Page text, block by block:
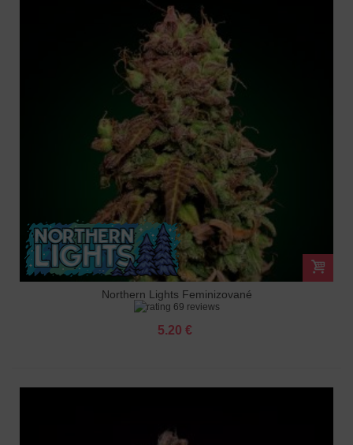
Northern Lights Feminizované
69 reviews
5.20 €